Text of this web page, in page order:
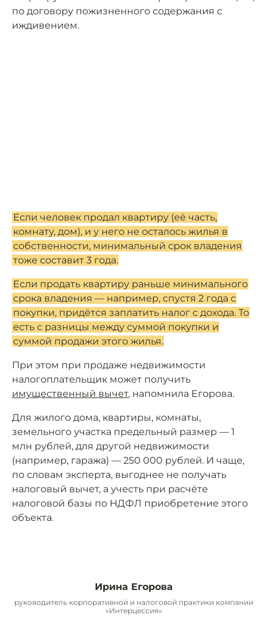
по договору пожизненного содержания с
иждивением.
Если человек продал квартиру (её часть,
комнату, дом), и у него не осталось жилья в
собственности, минимальный срок владения
тоже составит 3 года.
Если продать квартиру раньше минимального
срока владения — например, спустя 2 года с
покупки, придётся заплатить налог с дохода. То
есть с разницы между суммой покупки и
суммой продажи этого жилья.
При этом при продаже недвижимости
налогоплательщик может получить
имущественный вычет, напомнила Егорова.
Для жилого дома, квартиры, комнаты,
земельного участка предельный размер — 1
млн рублей, для другой недвижимости
(например, гаража) — 250 000 рублей. И чаще,
по словам эксперта, выгоднее не получать
налоговый вычет, а учесть при расчёте
налоговой базы по НДФЛ приобретение этого
объекта.
Ирина Егорова
руководитель корпоративной и налоговой практики компании
«Интерцессия»